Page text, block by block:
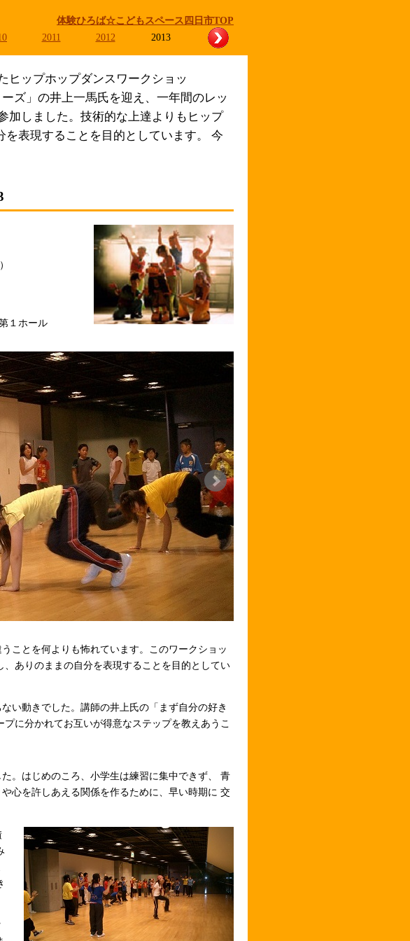
体験ひろば☆こどもスペース四日市TOP
2011 2012 2013
ヒップホップダンスワークショッ
ズ」の井上一馬氏を迎え、一年間のレッ
加しました。技術的な上達よりもヒップ
表現することを目的としています。 今
１ホール
ことを何よりも怖れています。このワークショッ
ありのままの自分を表現することを目的としてい
い動きでした。講師の井上氏の「まず自分の好き
に分かれてお互いが得意なステップを教えあうこ
。はじめのころ、小学生は練習に集中できず、 青
心を許しあえる関係を作るために、早い時期に 交